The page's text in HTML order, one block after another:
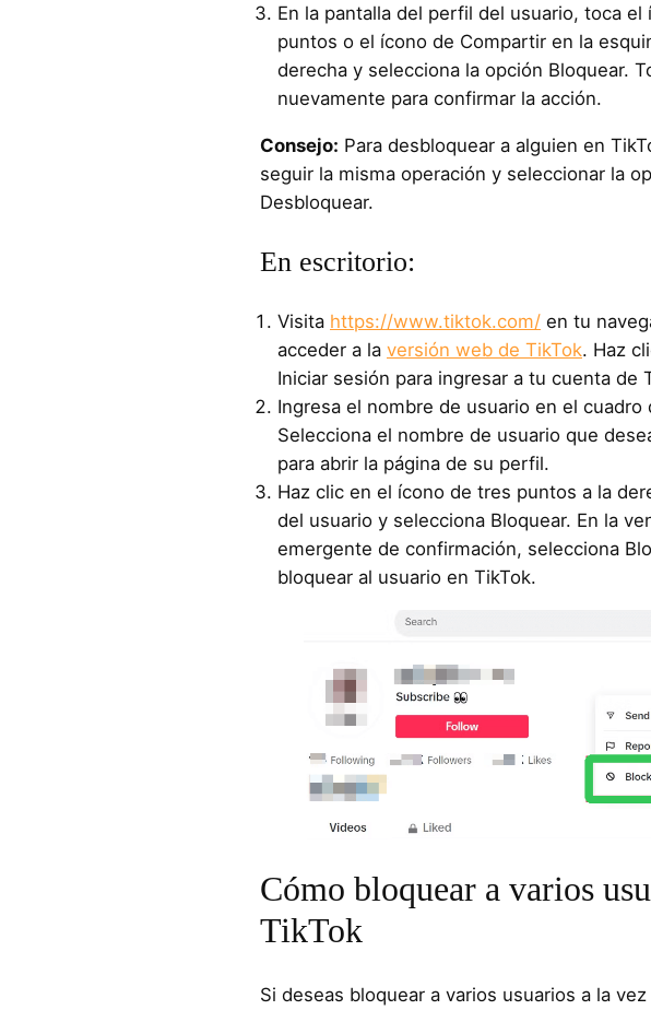
En la pantalla del perfil del usuario, toca el
puntos o el ícono de Compartir en la
derecha y selecciona la opción Bloquear.
nuevamente para confirmar la acción.
Consejo: Para desbloquear a alguien en
seguir la misma operación y seleccionar la
Desbloquear.
En escritorio:
Visita https://www.tiktok.com/ en tu
acceder a la versión web de TikTok. Haz
Iniciar sesión para ingresar a tu cuenta de
Ingresa el nombre de usuario en el cuadro
Selecciona el nombre de usuario que
para abrir la página de su perfil.
Haz clic en el ícono de tres puntos a la
del usuario y selecciona Bloquear. En la
emergente de confirmación, selecciona
bloquear al usuario en TikTok.
Cómo bloquear a varios
TikTok
Si deseas bloquear a varios usuarios a la